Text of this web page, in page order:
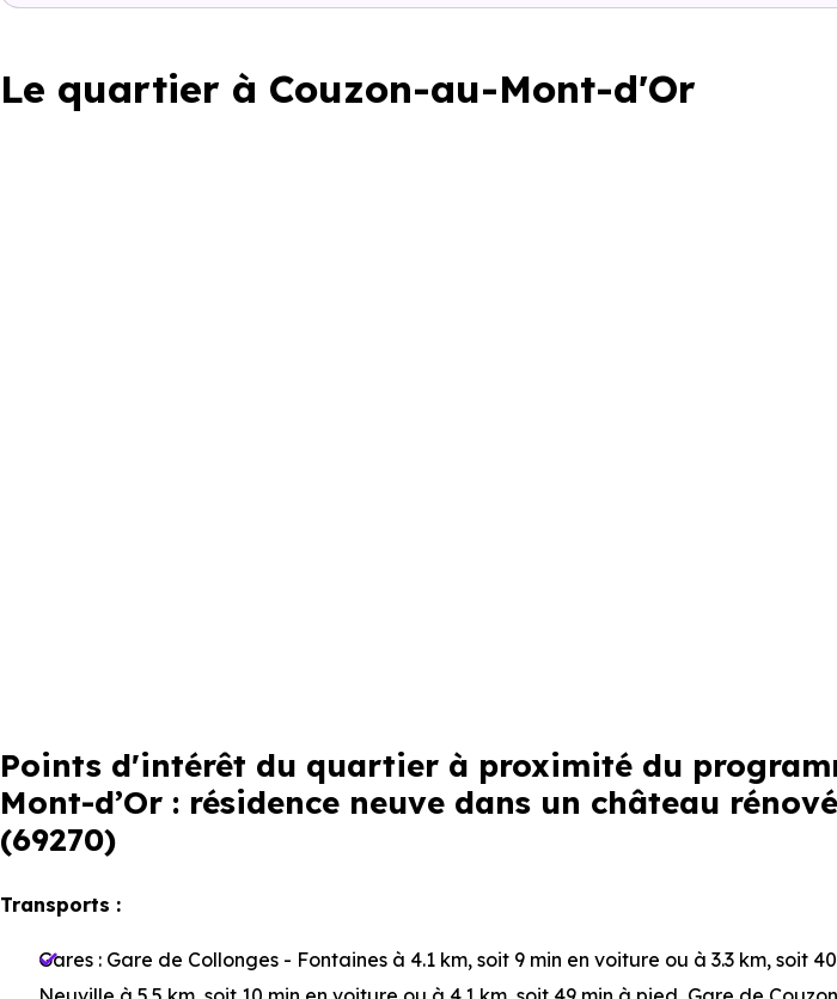
Le quartier à Couzon-au-Mont-d'Or
Points d'intérêt du quartier à proximité du
Mont-d’Or : résidence neuve dans un château
(69270)
Transports :
Gares : Gare de Collonges - Fontaines à 4.1 km, soit 9 min en voiture ou à 3.3 km, soit